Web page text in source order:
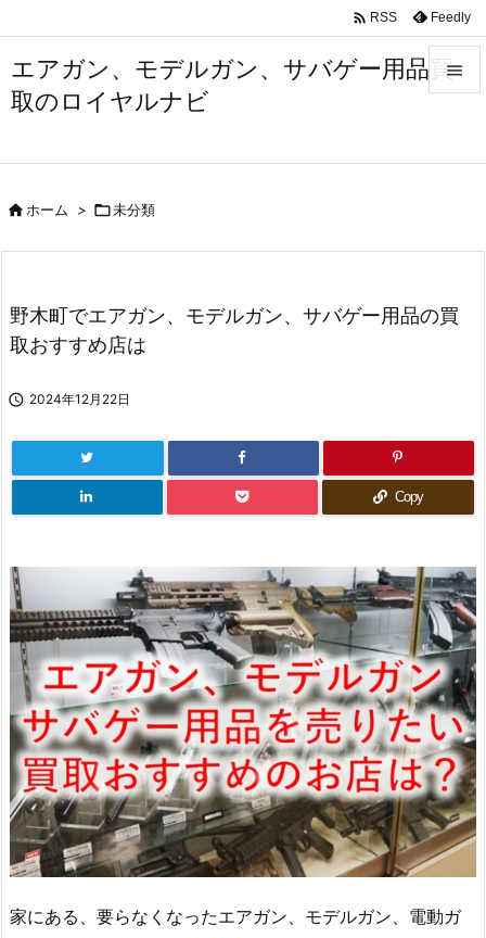
エアガン、モデルガン、サバゲー用品買
取のロイヤルナビ


前へ
次へ
 RSS Feedly
ホーム > 未分類
野木町でエアガン、モデルガン、サバゲー用品の買
取おすすめ店は
 2024年12月22日
Copy
家にある、要らなくなったエアガン、モデルガン、電動ガ